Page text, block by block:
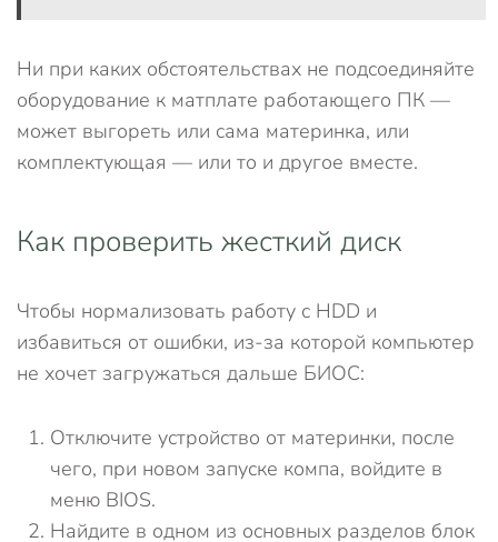
Ни при каких обстоятельствах не подсоединяйте
оборудование к матплате работающего ПК —
может выгореть или сама материнка, или
комплектующая — или то и другое вместе.
Как проверить жесткий диск
Чтобы нормализовать работу с HDD и
избавиться от ошибки, из-за которой компьютер
не хочет загружаться дальше БИОС:
Отключите устройство от материнки, после
чего, при новом запуске компа, войдите в
меню BIOS.
Найдите в одном из основных разделов блок